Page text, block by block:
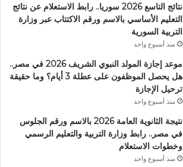
نتائج التاسع 2026 سوريا.. رابط الاستعلام عن نتائج
التعليم الأساسي بالاسم ورقم الاكتتاب عبر وزارة
التربية السورية
منذ أسبوع واحد
موعد إجازة المولد النبوي الشريف 2026 في مصر..
هل يحصل الموظفون على عطلة 3 أيام؟ وما حقيقة
ترحيل الإجازة
منذ أسبوع واحد
نتيجة الثانوية العامة 2026 بالاسم ورقم الجلوس
في مصر.. رابط وزارة التربية والتعليم الرسمي
وخطوات الاستعلام
منذ أسبوع واحد